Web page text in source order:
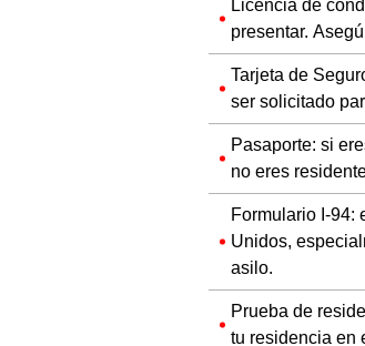
Licencia de
presentar.
Tarjeta de
ser solicitado
Pasaporte: si
no eres
Formulario I-94:
Unidos,
asilo.
Prueba de
tu residencia en